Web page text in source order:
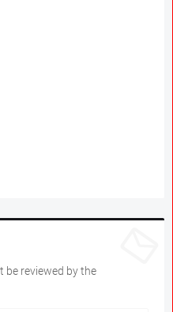
be reviewed by the